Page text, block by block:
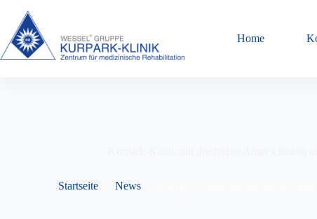
Inhalt
springen
Home
Startseite News